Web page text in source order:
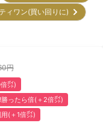
ィワン(買い回りに)
円
㌽)
ったら倍(＋2倍㌽)
(＋1倍㌽)